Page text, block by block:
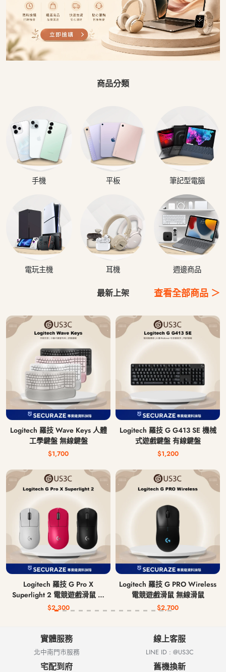
商品分類
手機 平板 筆記型電腦
電玩主機 耳機 週邊商品
最新上架 查看全部商品 ＞
Logitech 羅技 Wave Keys 人體
工學鍵盤 無線鍵盤
$1,700
Logitech 羅技 G G413 SE 機械
式遊戲鍵盤 有線鍵盤
$1,200
Logitech 羅技 G Pro X
Superlight 2 電競遊戲滑鼠 無
線滑鼠
$2,300
Logitech 羅技 G PRO Wireless
電競遊戲滑鼠 無線滑鼠
$2,700
實體服務
北中南門市服務
線上客服
LINE ID : @US3C
宅配到府 舊機換新